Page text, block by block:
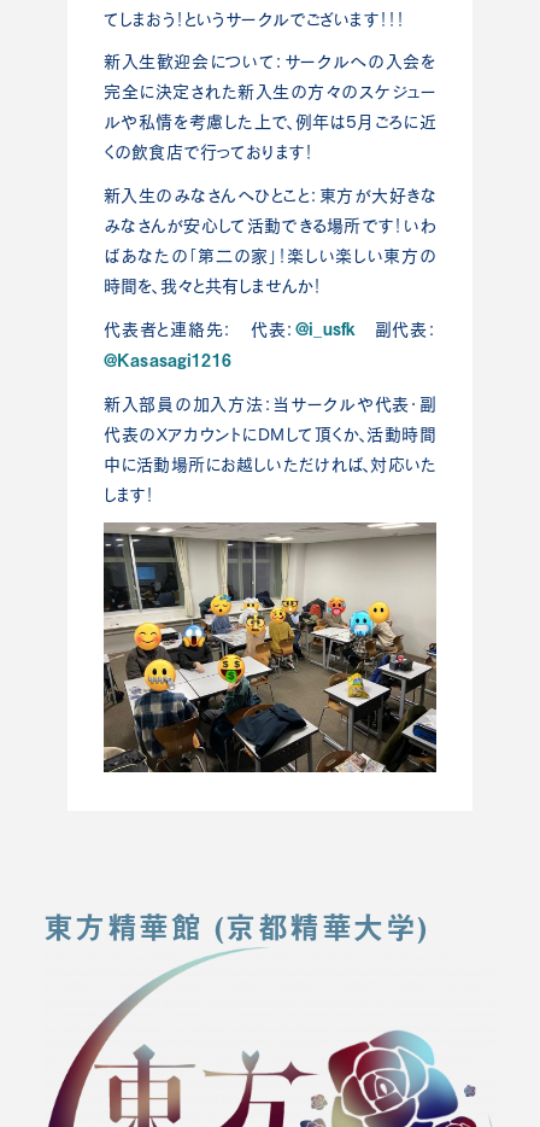
てしまおう！というサークルでございます！！！
新入生歓迎会について：サークルへの入会を
完全に決定された新入生の方々のスケジュー
ルや私情を考慮した上で、例年は5月ごろに近
くの飲食店で行っております！
新入生のみなさんへひとこと：東方が大好きな
みなさんが安心して活動できる場所です！いわ
ばあなたの「第二の家」！楽しい楽しい東方の
時間を、我々と共有しませんか！
代表者と連絡先： 代表：@i_usfk 副代表：
@Kasasagi1216
新入部員の加入方法：当サークルや代表・副
代表のXアカウントにDMして頂くか、活動時間
中に活動場所にお越しいただければ、対応いた
します！
東方精華館 (京都精華大学)